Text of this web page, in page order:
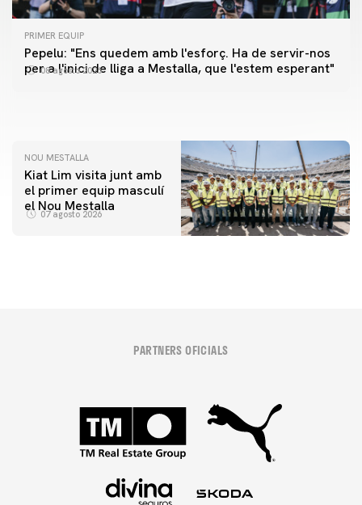
PRIMER EQUIP
Pepelu: "Ens quedem amb l'esforç. Ha de servir-nos
per a l'inici de lliga a Mestalla, que l'estem esperant"
08 agosto 2026
PRIMER EQUIP
📸 #ValenciaNUFC
PRIMER EQUIP
MESTALLA 📍
NOU MESTALLA
Kiat Lim visita junt amb
el primer equip masculí
el Nou Mestalla
07 agosto 2026
PARTNERS OFICIALS